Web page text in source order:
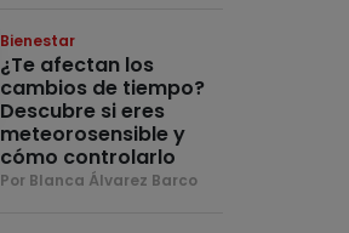
Bienestar
¿Te afectan los
cambios de tiempo?
Descubre si eres
meteorosensible y
cómo controlarlo
Por Blanca Álvarez Barco